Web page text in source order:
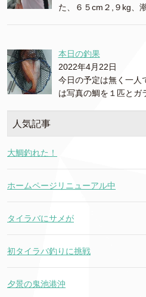
た、６５cm２,９kg、
本日の釣果
2022年4月22日
今日の予定は無く一人
は写真の鯛を１匹とガ
人気記事
大鯛釣れた！
ホームページリニューアル中
タイラバにサメが
初タイラバ釣りに挑戦
夕景の鬼池港沖